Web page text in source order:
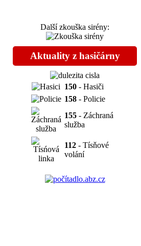
Další zkouška sirény:
Aktuality z hasičárny
150- Hasiči
158- Policie
155- Záchraná
služba
112- Tísňové
volání